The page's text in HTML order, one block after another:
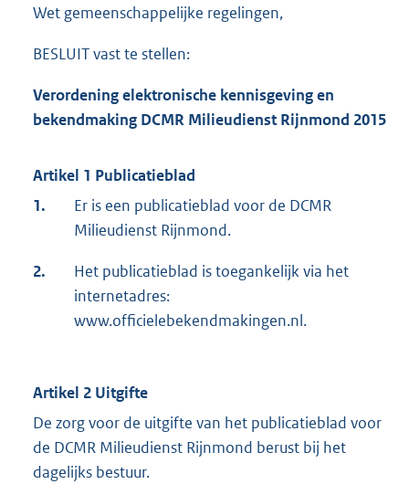
Wet gemeenschappelijke regelingen,
BESLUIT vast te stellen:
Verordening elektronische kennisgeving en
bekendmaking DCMR Milieudienst Rijnmond 2015
Artikel 1 Publicatieblad
1.
Er is een publicatieblad voor de DCMR
Milieudienst Rijnmond.
2.
Het publicatieblad is toegankelijk via het
internetadres:
www.officielebekendmakingen.nl.
Artikel 2 Uitgifte
De zorg voor de uitgifte van het publicatieblad voor
de DCMR Milieudienst Rijnmond berust bij het
dagelijks bestuur.